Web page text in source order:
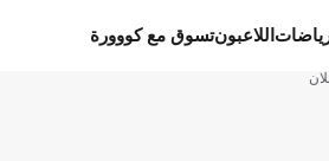
اللاعبونتسوق مع كووورة